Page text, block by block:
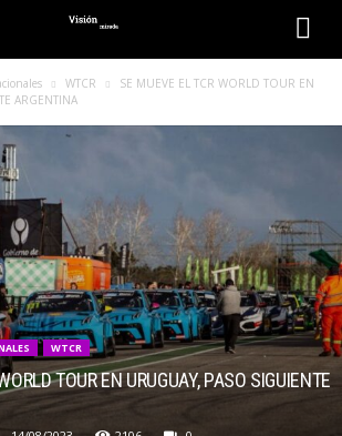
WTCR
SE MUEVE EL TCR WORLD TOUR EN
ARGENTINA
WTCR
TOUR EN URUGUAY, PASO SIGUIENTE